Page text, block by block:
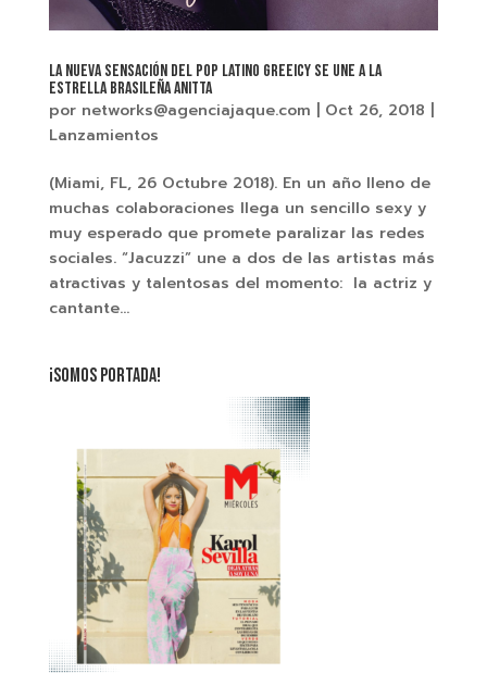
La Nueva Sensación Del Pop Latino GREEICY Se Une a La
Estrella Brasileña ANITTA
por networks@agenciajaque.com | Oct 26, 2018 |
Lanzamientos
(Miami, FL, 26 Octubre 2018). En un año lleno de
muchas colaboraciones llega un sencillo sexy y
muy esperado que promete paralizar las redes
sociales. “Jacuzzi” une a dos de las artistas más
atractivas y talentosas del momento: la actriz y
cantante...
¡SOMOS PORTADA!